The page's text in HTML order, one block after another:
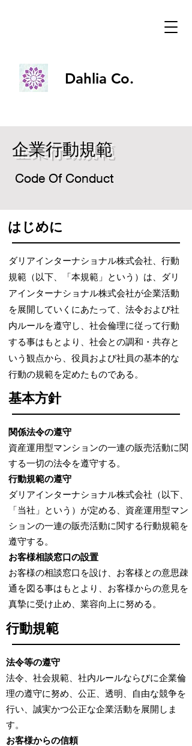
Dahlia Co.
Dahlia Co.
企業行動規範
Code Of Conduct
はじめに
ダリアインターナショナル株式会社、行動
規範（以下、「本規範」という）は、ダリ
アインターナショナル株式会社が企業活動
を展開していくにあたって、法令および社
内ルールを遵守し、社会倫理に従って行動
する事はもとより、社会との調和・共存と
いう観点から、役員および社員の基本的な
行動の規範を定めたものである。
​基本方針
関係法令の遵守
資産運用型マンションの一連の販売活動に関
する一切の法令を遵守する。
行動規範の遵守
ダリアインターナショナル株式会社 （以下、
「当社」という）が定める、資産運用型マン
ションの一連の販売活動に関する行動規範を
遵守する。
お客様相談窓口の設置
お客様の相談窓口を設け、お客様との意思疎
通を図る事はもとより、お客様からの意見を
真摯に受け止め、業容向上に努める。
行動規範
法令等の遵守
法令、社会規範、社内ルールならびに企業倫
理の遵守に努め、公正、透明、自由な競争を
行い、誠実かつ公正な企業活動を展開しま
す。
お客様からの信頼